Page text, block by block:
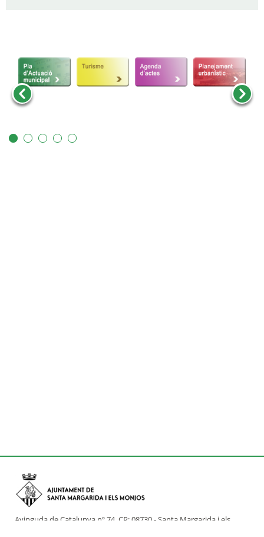
Avinguda de Catalunya nº 74, CP: 08730 - Santa Margarida i els